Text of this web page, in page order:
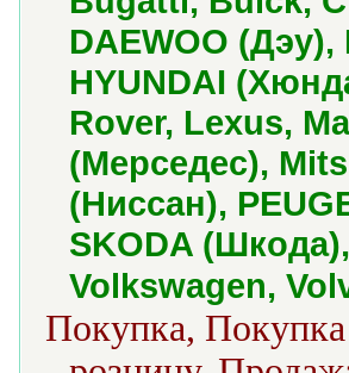
DAEWOO
HYUNDAI
Rover, Lexus,
(Мерседес),
(Ниссан),
SKODA
Volkswagen,
Покупка,